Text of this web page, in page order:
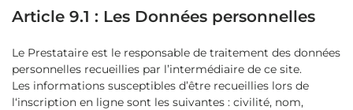
Article 9.1 : Les Données personnelles
Le Prestataire est le responsable de traitement des données
personnelles recueillies par l’intermédiaire de ce site.
Les informations susceptibles d’être recueillies lors de
l‘inscription en ligne sont les suivantes : civilité, nom,